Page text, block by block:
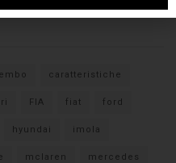
caratteristiche
FIA fiat ford
hyundai imola
mclaren mercedes